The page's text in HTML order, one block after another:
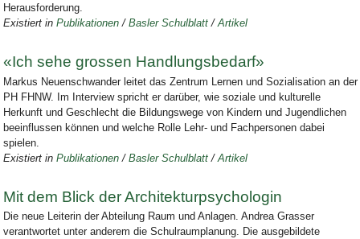
Herausforderung.
Existiert in Publikationen /Basler Schulblatt /Artikel
«Ich sehe grossen Handlungsbedarf»
Markus Neuenschwander leitet das Zentrum Lernen und Sozialisation an der
PH FHNW. Im Interview spricht er darüber, wie soziale und kulturelle
Herkunft und Geschlecht die Bildungswege von Kindern und Jugendlichen
beeinflussen können und welche Rolle Lehr- und Fachpersonen dabei
spielen.
Existiert in Publikationen /Basler Schulblatt /Artikel
Mit dem Blick der Architekturpsychologin
Die neue Leiterin der Abteilung Raum und Anlagen. Andrea Grasser
verantwortet unter anderem die Schulraumplanung. Die ausgebildete